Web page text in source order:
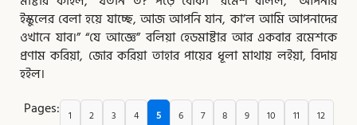
ইস্কুলের বেলা হয়ে যাচ্ছে, আজ আপনি যান, কা’ল আমি আপনাদের
ওখানে যাব।” “যে আজ্ঞে” বলিয়া হেডমাষ্টার আর একবার রমেশকে
প্রণাম করিয়া, জোর করিয়া তাহার পায়ের ধূলা মাথায় লইয়া, বিদায়
হইল।
Pages:
1 2 3 4 5 6 7 8 9 10 11 12